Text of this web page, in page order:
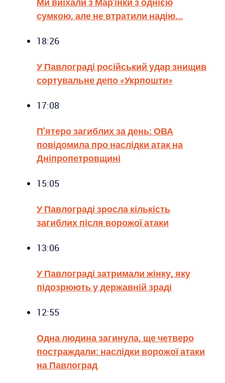
сумкою, але не втратили надію...
18:26
У Павлограді російський удар знищив
сортувальне депо «Укрпошти»
17:08
П’ятеро загиблих за день: ОВА
повідомила про наслідки атак на
Дніпропетровщині
15:05
У Павлограді зросла кількість
загиблих після ворожої атаки
13:06
У Павлограді затримали жінку, яку
підозрюють у державній зраді
12:55
Одна людина загинула, ще четверо
постраждали: наслідки ворожої атаки
на Павлоград